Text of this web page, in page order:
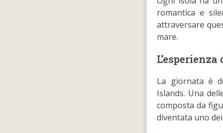
romantica e
attraversare
mare.
La giornata è
Islands. Una
composta da
diventata uno